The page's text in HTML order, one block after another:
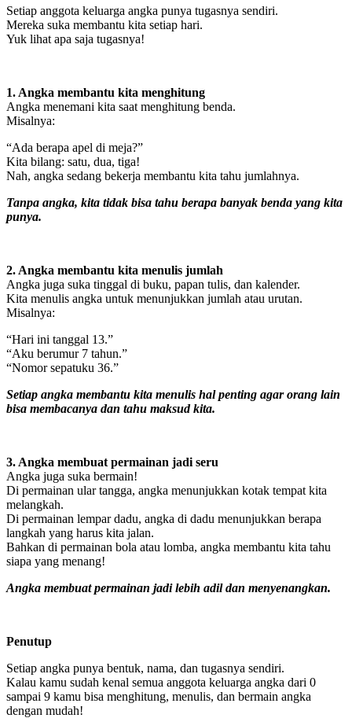
Setiap anggota keluarga angka punya tugasnya sendiri.
Mereka suka membantu kita setiap hari.
Yuk lihat apa saja tugasnya!
1. Angka membantu kita menghitung
Angka menemani kita saat menghitung benda.
Misalnya:
“Ada berapa apel di meja?”
Kita bilang: satu, dua, tiga!
Nah, angka sedang bekerja membantu kita tahu jumlahnya.
Tanpa angka, kita tidak bisa tahu berapa banyak benda yang kita
punya.
2. Angka membantu kita menulis jumlah
Angka juga suka tinggal di buku, papan tulis, dan kalender.
Kita menulis angka untuk menunjukkan jumlah atau urutan.
Misalnya:
“Hari ini tanggal 13.”
“Aku berumur 7 tahun.”
“Nomor sepatuku 36.”
Setiap angka membantu kita menulis hal penting agar orang lain
bisa membacanya dan tahu maksud kita.
3. Angka membuat permainan jadi seru
Angka juga suka bermain!
Di permainan ular tangga, angka menunjukkan kotak tempat kita
melangkah.
Di permainan lempar dadu, angka di dadu menunjukkan berapa
langkah yang harus kita jalan.
Bahkan di permainan bola atau lomba, angka membantu kita tahu
siapa yang menang!
Angka membuat permainan jadi lebih adil dan menyenangkan.
Penutup
Setiap angka punya bentuk, nama, dan tugasnya sendiri.
Kalau kamu sudah kenal semua anggota keluarga angka dari 0
sampai 9 kamu bisa menghitung, menulis, dan bermain angka
dengan mudah!